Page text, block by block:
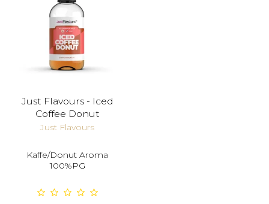
Just Flavours - Iced
Coffee Donut
Just Flavours
Kaffe/Donut Aroma
100%PG